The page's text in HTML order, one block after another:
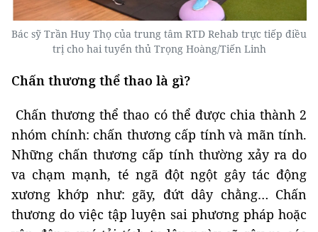
Bác sỹ Trần Huy Thọ của trung tâm RTD Rehab trực tiếp điều
trị cho hai tuyển thủ Trọng Hoàng/Tiến Linh
Chấn thương thể thao là gì?
Chấn thương thể thao có thể được chia thành 2
nhóm chính: chấn thương cấp tính và mãn tính.
Những chấn thương cấp tính thường xảy ra do
va chạm mạnh, té ngã đột ngột gây tác động
xương khớp như: gãy, đứt dây chằng… Chấn
thương do việc tập luyện sai phương pháp hoặc